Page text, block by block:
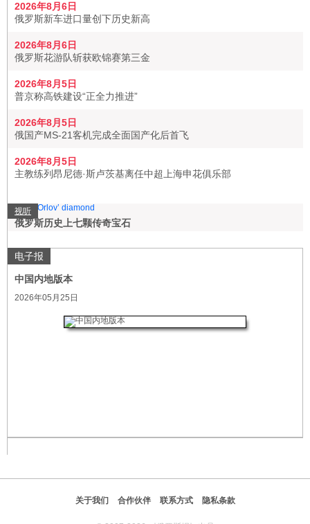
2026年8月6日
俄罗斯新车进口量创下历史新高
2026年8月6日
俄罗斯花游队斩获欧锦赛第三金
2026年8月5日
普京称高铁建设“正全力推进”
2026年8月5日
俄国产MS-21客机完成全面国产化后首飞
2026年8月5日
主教练列昂尼德·斯卢茨基离任中超上海申花俱乐部
视听
俄罗斯历史上七颗传奇宝石
电子报
中国内地版本
2026年05月25日
关于我们 合作伙伴 联系方式 隐私条款